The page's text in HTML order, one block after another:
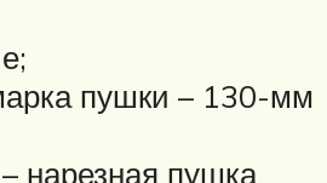
пушки – 130-мм
нарезная пушка